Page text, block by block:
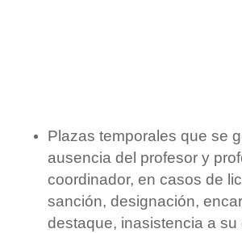
Plazas temporales que se
ausencia del profesor y
coordinador, en casos de
sanción, designación,
destaque, inasistencia a su